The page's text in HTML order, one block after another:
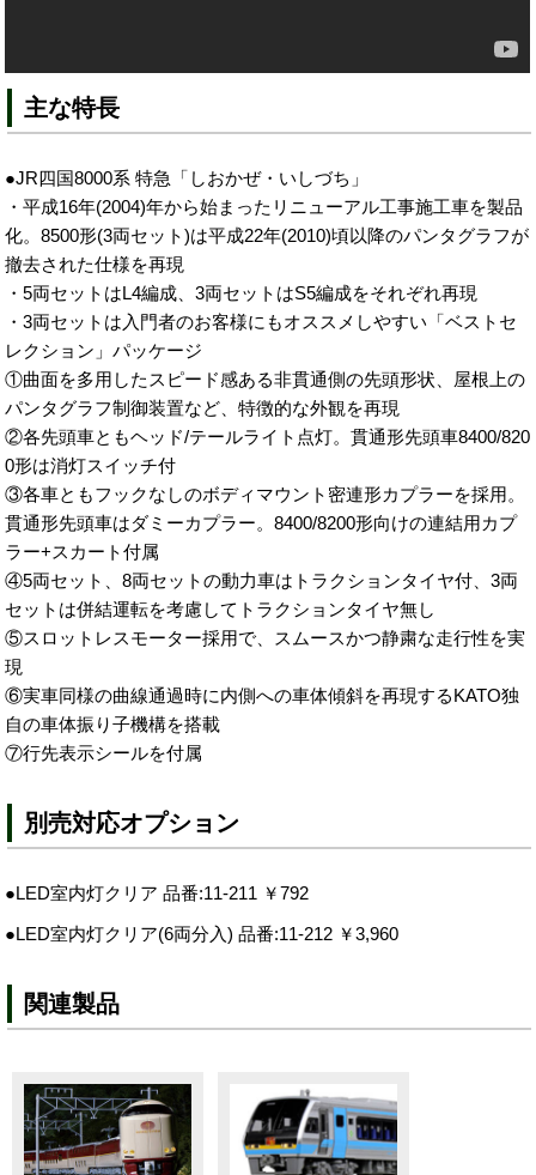
主な特長
●JR四国8000系 特急「しおかぜ・いしづち」
・平成16年(2004)年から始まったリニューアル工事施工車を製品
化。8500形(3両セット)は平成22年(2010)頃以降のパンタグラフが
撤去された仕様を再現
・5両セットはL4編成、3両セットはS5編成をそれぞれ再現
・3両セットは入門者のお客様にもオススメしやすい「ベストセ
レクション」パッケージ
①曲面を多用したスピード感ある非貫通側の先頭形状、屋根上の
パンタグラフ制御装置など、特徴的な外観を再現
②各先頭車ともヘッド/テールライト点灯。貫通形先頭車8400/820
0形は消灯スイッチ付
③各車ともフックなしのボディマウント密連形カプラーを採用。
貫通形先頭車はダミーカプラー。8400/8200形向けの連結用カプ
ラー+スカート付属
④5両セット、8両セットの動力車はトラクションタイヤ付、3両
セットは併結運転を考慮してトラクションタイヤ無し
⑤スロットレスモーター採用で、スムースかつ静粛な走行性を実
現
⑥実車同様の曲線通過時に内側への車体傾斜を再現するKATO独
自の車体振り子機構を搭載
⑦行先表示シールを付属
別売対応オプション
●LED室内灯クリア 品番:11-211 ￥792
●LED室内灯クリア(6両分入) 品番:11-212 ￥3,960
関連製品